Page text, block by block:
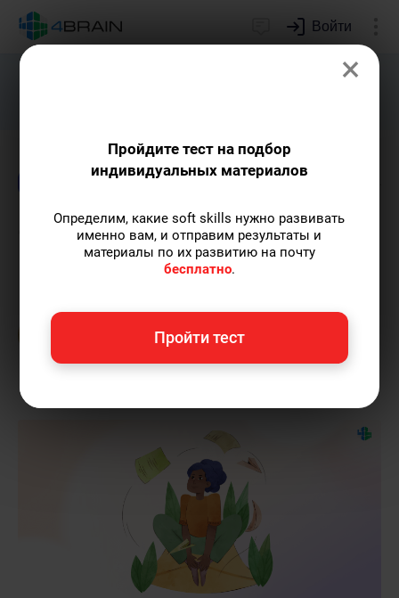
Войти
Подарим индивидуальный план
Дети и родители
Сказки ТРИЗ в педагогике
4brain, писатель, автор художественной
Пишу статьи по теме
×
Пройдите тест на подбор
индивидуальных материалов
Определим, какие soft skills нужно развивать
именно вам, и отправим результаты и
материалы по их развитию на почту
бесплатно.
Пройти тест